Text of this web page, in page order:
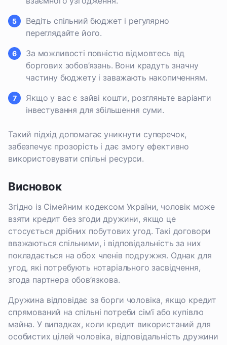
Ведіть спільний бюджет і регулярно
переглядайте його.
За можливості повністю відмовтесь від
боргових зобов’язань. Вони крадуть значну
частину бюджету і заважають накопиченням.
Якщо у вас є зайві кошти, розгляньте варіанти
інвестування для збільшення суми.
Такий підхід допомагає уникнути суперечок,
забезпечує прозорість і дає змогу ефективно
використовувати спільні ресурси.
Висновок
Згідно із Сімейним кодексом України, чоловік може
взяти кредит без згоди дружини, якщо це
стосується дрібних побутових угод. Такі договори
вважаються спільними, і відповідальність за них
покладається на обох членів подружжя. Однак для
угод, які потребують нотаріального засвідчення,
згода партнера обов’язкова.
Дружина відповідає за борги чоловіка, якщо кредит
спрямований на спільні потреби сім’ї або купівлю
майна. У випадках, коли кредит використаний для
особистих цілей чоловіка, відповідальність дружини